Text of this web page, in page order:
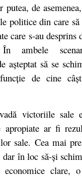
de
politice din care să
care s-au
ambele
așteptat să se
de cine
victoriile sale
apropiate ar fi
sale. Cea mai
în loc să-și
economice clare,